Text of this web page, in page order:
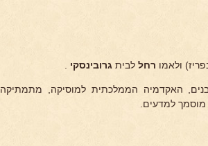
ולאמו רחל לבית גרובינסקי
האקדמיה הממלכתית למוסיקה, מתמתיקה
מוסמך למדעים.